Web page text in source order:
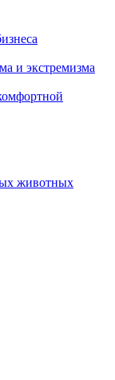
и экстремизма
животных